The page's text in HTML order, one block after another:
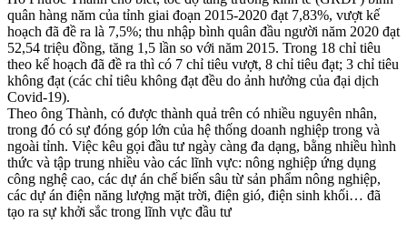
quân hàng năm của tỉnh giai đoạn 2015-2020 đạt 7,83%, vượt kế
hoạch đã đề ra là 7,5%; thu nhập bình quân đầu người năm 2020 đạt
52,54 triệu đồng, tăng 1,5 lần so với năm 2015. Trong 18 chỉ tiêu
theo kế hoạch đã đề ra thì có 7 chỉ tiêu vượt, 8 chỉ tiêu đạt; 3 chỉ tiêu
không đạt (các chỉ tiêu không đạt đều do ảnh hưởng của đại dịch
Covid-19).
Theo ông Thành, có được thành quả trên có nhiều nguyên nhân,
trong đó có sự đóng góp lớn của hệ thống doanh nghiệp trong và
ngoài tỉnh. Việc kêu gọi đầu tư ngày càng đa dạng, bằng nhiều hình
thức và tập trung nhiều vào các lĩnh vực: nông nghiệp ứng dụng
công nghệ cao, các dự án chế biến sâu từ sản phẩm nông nghiệp,
các dự án điện năng lượng mặt trời, điện gió, điện sinh khối… đã
tạo ra sự khởi sắc trong lĩnh vực đầu tư